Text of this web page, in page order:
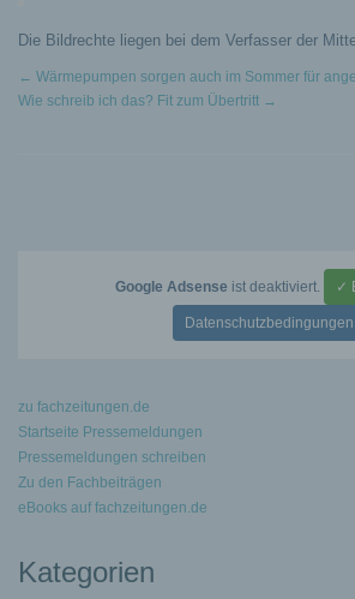
Die Bildrechte liegen bei dem Verfasser der
← Wärmepumpen sorgen auch im Sommer für
Wie schreib ich das? Fit zum Übertritt →
Google Adsense ist deaktiviert. ✓
Datenschutzbedingungen
zu fachzeitungen.de
Startseite Pressemeldungen
Pressemeldungen schreiben
Zu den Fachbeiträgen
eBooks auf fachzeitungen.de
Kategorien